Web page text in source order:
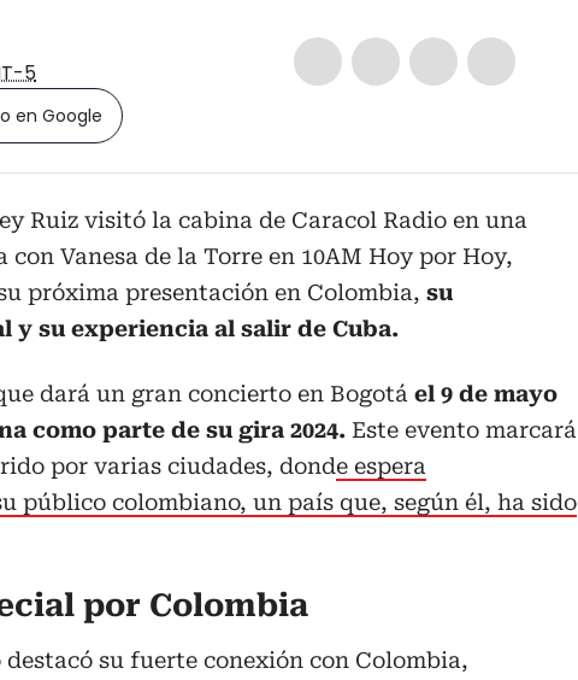
5
en Google
Ruiz visitó la cabina de Caracol Radio en una
Vanesa de la Torre en 10AM Hoy por Hoy,
próxima presentación en Colombia, su
y su experiencia al salir de Cuba.
dará un gran concierto en Bogotá el 9 de mayo
como parte de su gira 2024. Este evento marcará
por varias ciudades, donde espera
público colombiano, un país que, según él, ha sido
por Colombia
su fuerte conexión con Colombia,